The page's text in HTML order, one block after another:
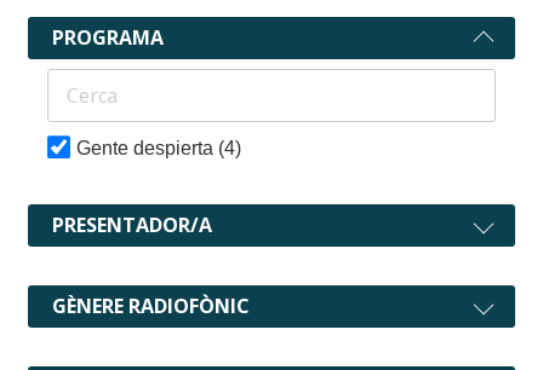
PROGRAMA
Gente despierta (4)
PRESENTADOR/A
GÈNERE RADIOFÒNIC